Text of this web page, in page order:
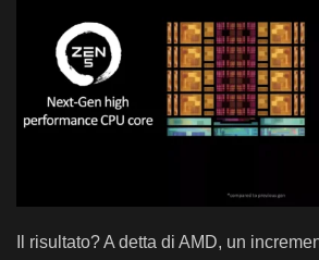
Il risultato? A detta di AMD, un